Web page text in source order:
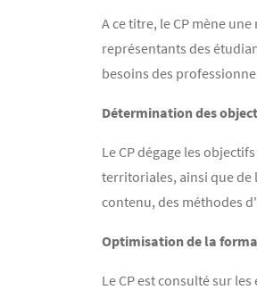
A ce titre, le CP mène
représentants des
besoins des
Détermination des
Le CP dégage les
territoriales, ainsi que de
contenu, des méthodes
Optimisation de la
Le CP est consulté sur